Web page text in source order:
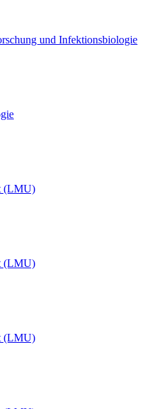
und Infektionsbiologie
(LMU)
(LMU)
(LMU)